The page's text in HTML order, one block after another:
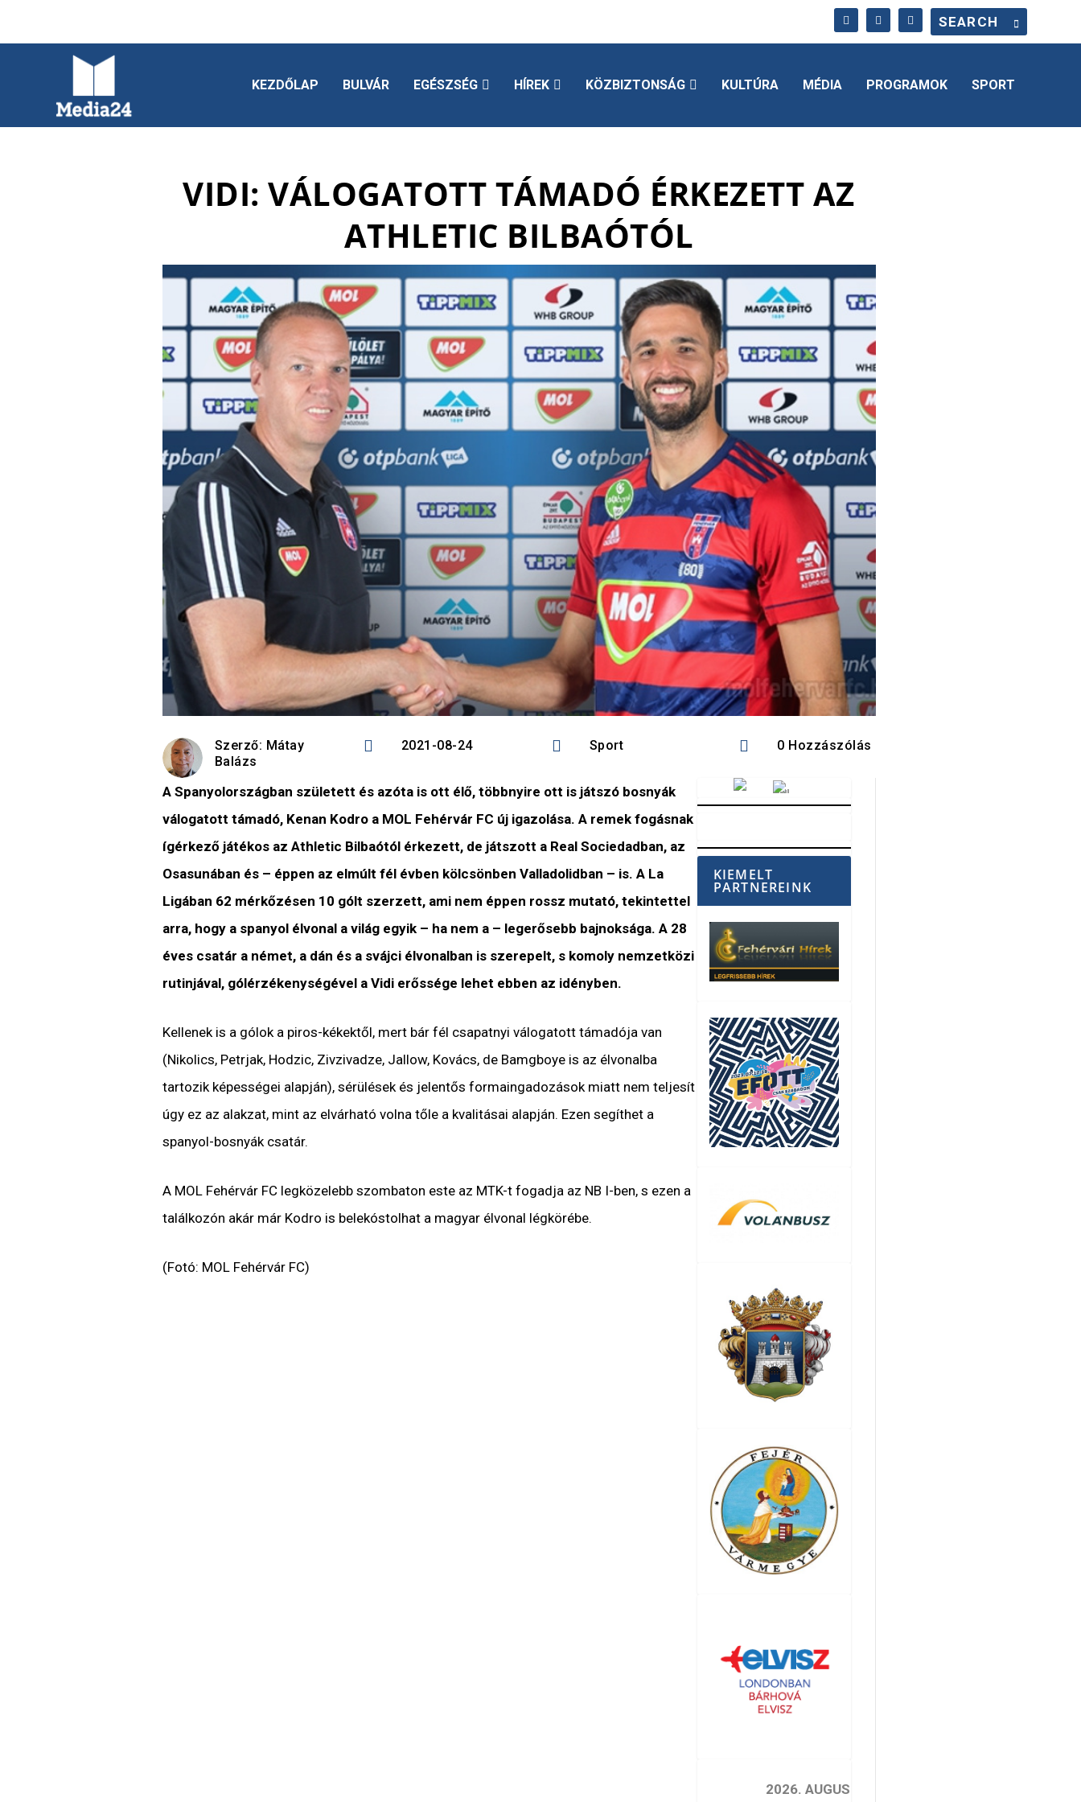
KEZDŐLAP BULVÁR EGÉSZSÉG HÍREK KÖZBIZTONSÁG KULTÚRA MÉDIA PROGRAMOK SPORT
VIDI: VÁLOGATOTT TÁMADÓ ÉRKEZETT AZ
ATHLETIC BILBAÓTÓL
Szerző: Mátay
Balázs
 2021-08-24  Sport  0 Hozzászólás
A Spanyolországban született és azóta is ott élő, többnyire ott is játszó bosnyák
válogatott támadó, Kenan Kodro a MOL Fehérvár FC új igazolása. A remek fogásnak
ígérkező játékos az Athletic Bilbaótól érkezett, de játszott a Real Sociedadban, az
Osasunában és – éppen az elmúlt fél évben kölcsönben Valladolidban – is. A La
Ligában 62 mérkőzésen 10 gólt szerzett, ami nem éppen rossz mutató, tekintettel
arra, hogy a spanyol élvonal a világ egyik – ha nem a – legerősebb bajnoksága. A 28
éves csatár a német, a dán és a svájci élvonalban is szerepelt, s komoly nemzetközi
rutinjával, gólérzékenységével a Vidi erőssége lehet ebben az idényben.
Kellenek is a gólok a piros-kékektől, mert bár fél csapatnyi válogatott támadója van
(Nikolics, Petrjak, Hodzic, Zivzivadze, Jallow, Kovács, de Bamgboye is az élvonalba
tartozik képességei alapján), sérülések és jelentős formaingadozások miatt nem teljesít
úgy ez az alakzat, mint az elvárható volna tőle a kvalitásai alapján. Ezen segíthet a
spanyol-bosnyák csatár.
A MOL Fehérvár FC legközelebb szombaton este az MTK-t fogadja az NB I-ben, s ezen a
találkozón akár már Kodro is belekóstolhat a magyar élvonal légkörébe.
(Fotó: MOL Fehérvár FC)
KIEMELT
PARTNEREINK
2026. AUGUSZTUS